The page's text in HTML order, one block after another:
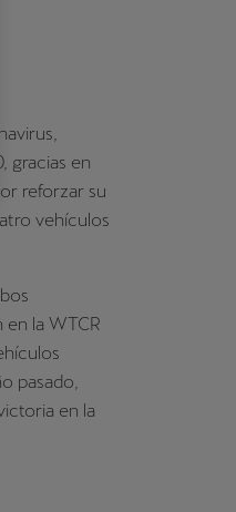
gracias en
reforzar su
vehículos
la WTCR
pasado,
en la